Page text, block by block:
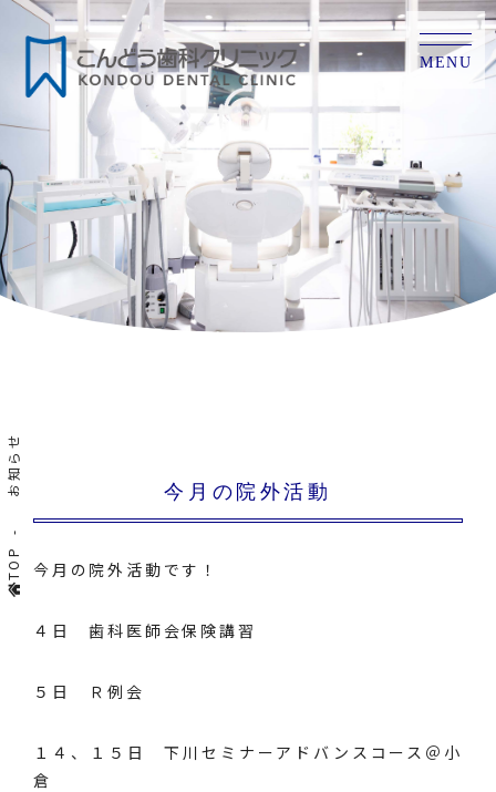
MENU
TOP
お知らせ 今月の院外活動
今月の院外活動です！
４日 歯科医師会保険講習
５日 Ｒ例会
１４、１５日 下川セミナーアドバンスコース＠小
倉